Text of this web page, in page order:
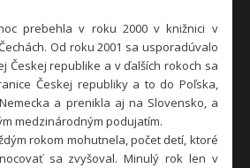
prebehla v roku 2000 v knižnici v
Od roku 2001 sa usporadúvalo
Českej republike a v ďalších rokoch sa
Českej republiky a to do Poľska,
a prenikla aj na Slovensko, a
medzinárodným podujatím.
rokom mohutnela, počet detí, ktoré
sa zvyšoval. Minulý rok len v